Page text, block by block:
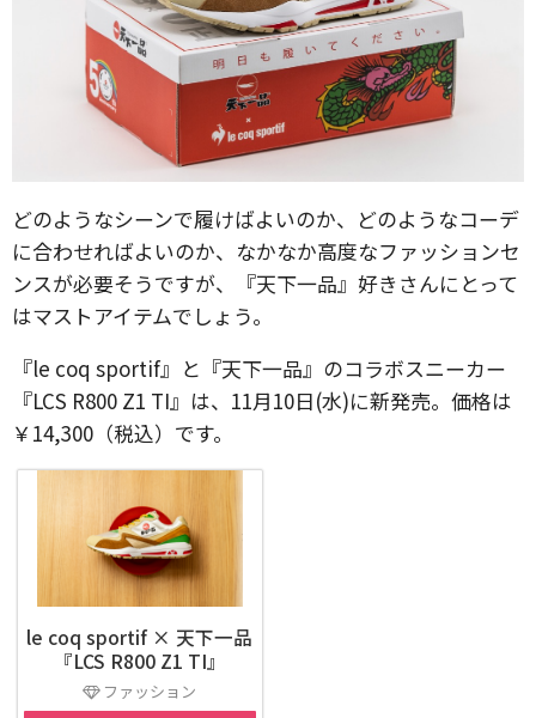
どのようなシーンで履けばよいのか、どのようなコーデ
に合わせればよいのか、なかなか高度なファッションセ
ンスが必要そうですが、『天下一品』好きさんにとって
はマストアイテムでしょう。
『le coq sportif』と『天下一品』のコラボスニーカー
『LCS R800 Z1 TI』は、11月10日(水)に新発売。価格は
￥14,300（税込）です。
le coq sportif × 天下一品
『LCS R800 Z1 TI』
ファッション